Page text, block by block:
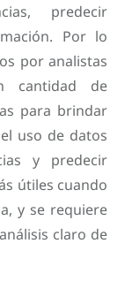
predecir
Por lo
por analistas
cantidad de
para brindar
uso de datos
y predecir
útiles cuando
y se requiere
claro de